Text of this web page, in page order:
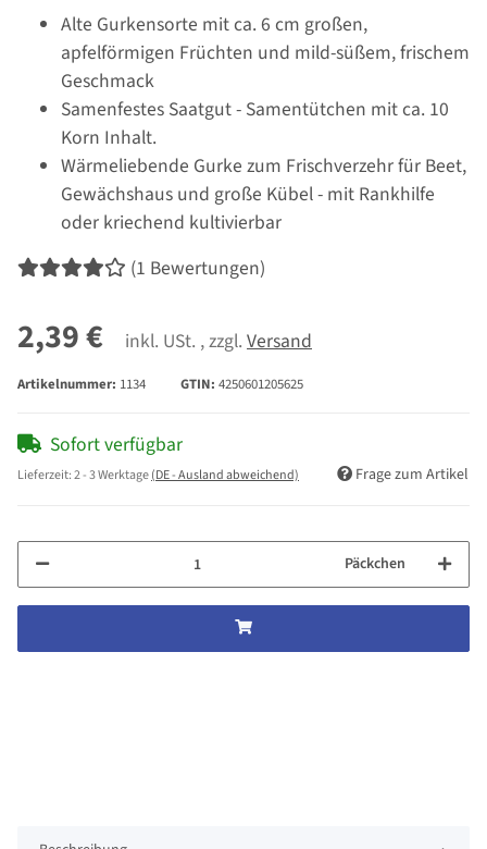
Alte Gurkensorte mit ca. 6 cm großen,
apfelförmigen Früchten und mild-süßem, frischem
Geschmack
Samenfestes Saatgut - Samentütchen mit ca. 10
Korn Inhalt.
Wärmeliebende Gurke zum Frischverzehr für Beet,
Gewächshaus und große Kübel - mit Rankhilfe
oder kriechend kultivierbar
(1 Bewertungen)
2,39 € inkl. USt. , zzgl. Versand
Artikelnummer: 1134 GTIN: 4250601205625
Sofort verfügbar
Lieferzeit:2 - 3 Werktage(DE - Ausland abweichend) Frage zum Artikel
Päckchen